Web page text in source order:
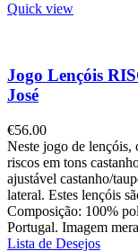
Quick view
Jogo Lençóis
José
€56.00
Neste jogo de lençóis,
riscos em tons
ajustável castanho/
lateral. Estes lençóis
Composição: 100%
Portugal. Imagem
Lista de Desejos